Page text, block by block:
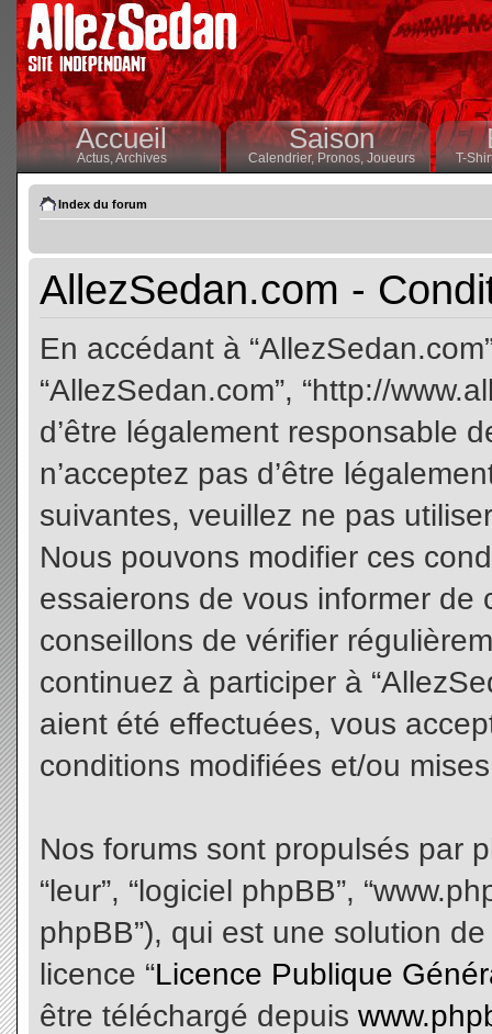
Accueil
Actus,Archives
Saison
Calendrier,Pronos, Joueurs T-
Index du forum
AllezSedan.com -
En accédant à
“AllezSedan.com”, “http://
d’être légalement responsable
n’acceptez pas d’être
suivantes, veuillez ne pas
Nous pouvons modifier ces
essaierons de vous informer
conseillons de vérifier
continuez à participer à
aient été effectuées, vous
conditions modifiées et/ou
Nos forums sont propulsés par
“leur”, “logiciel phpBB”,
phpBB”), qui est une solution
licence “Licence Publique
être téléchargé depuis